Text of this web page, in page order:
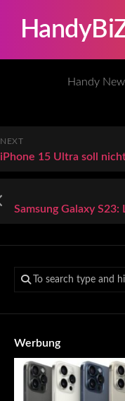
Handy
NEXT
Werbung